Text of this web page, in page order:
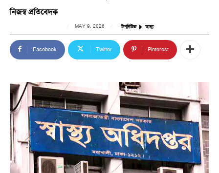
নিজস্ব প্রতিবেদক
MAY 9, 2026 টপনিউজ স্বাস্থ্য
Facebook Twitter Pinterest